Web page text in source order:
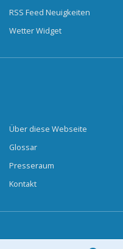
RSS Feed Neuigkeiten
Wetter Widget
Über diese Webseite
Glossar
Presseraum
Kontakt